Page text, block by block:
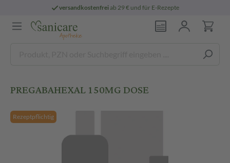
versandkostenfreiab 29 € und für E-Rezepte
PREGABAHEXAL 150MG DOSE
Rezeptpflichtig